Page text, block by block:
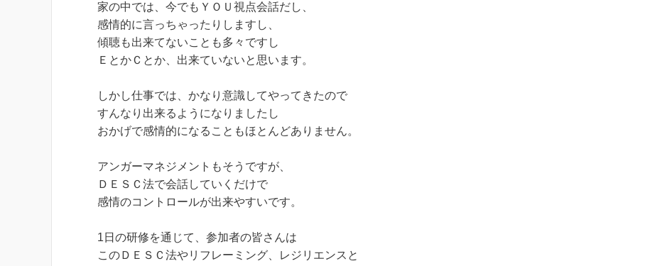
家の中では、今でもＹＯＵ視点会話だし、
感情的に言っちゃったりしますし、
傾聴も出来てないことも多々ですし
ＥとかＣとか、出来ていないと思います。
しかし仕事では、かなり意識してやってきたので
すんなり出来るようになりましたし
おかげで感情的になることもほとんどありません。
アンガーマネジメントもそうですが、
ＤＥＳＣ法で会話していくだけで
感情のコントロールが出来やすいです。
1日の研修を通じて、参加者の皆さんは
このＤＥＳＣ法やリフレーミング、レジリエンスと